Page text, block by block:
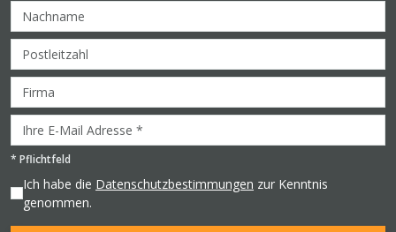
* Pflichtfeld
Ich habe die Datenschutzbestimmungen zur Kenntnis
genommen.